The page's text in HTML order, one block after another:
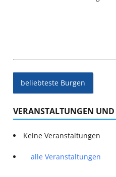
beliebteste Burgen
VERANSTALTUNGEN UND
Keine Veranstaltungen
alle Veranstaltungen